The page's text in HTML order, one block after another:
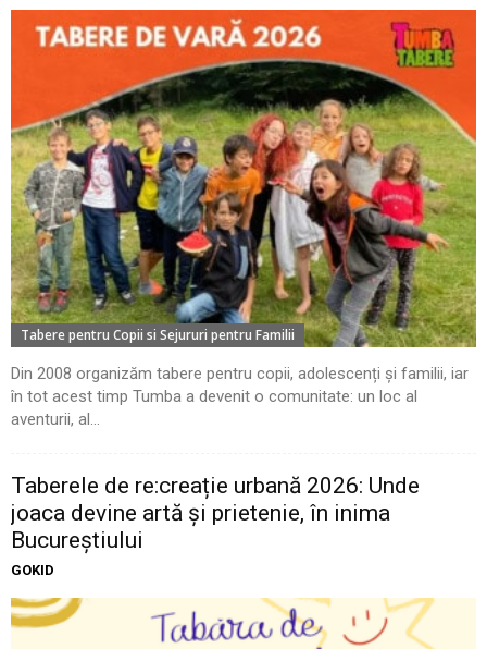
Tabere pentru Copii si Sejururi pentru Familii
Din 2008 organizăm tabere pentru copii, adolescenți și familii, iar
în tot acest timp Tumba a devenit o comunitate: un loc al
aventurii, al...
Taberele de re:creație urbană 2026: Unde
joaca devine artă și prietenie, în inima
Bucureștiului
GOKID